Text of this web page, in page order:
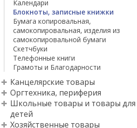
Календари
Блокноты, записные книжки
Бумага копировальная,
самокопировальная, изделия из
самокопировальной бумаги
Скетчбуки
Телефонные книги
Грамоты и Благодарности
Канцелярские товары
Оргтехника, периферия
Школьные товары и товары для
детей
Хозяйственные товары